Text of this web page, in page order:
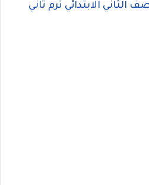
الثاني الابتدائي ترم ثاني